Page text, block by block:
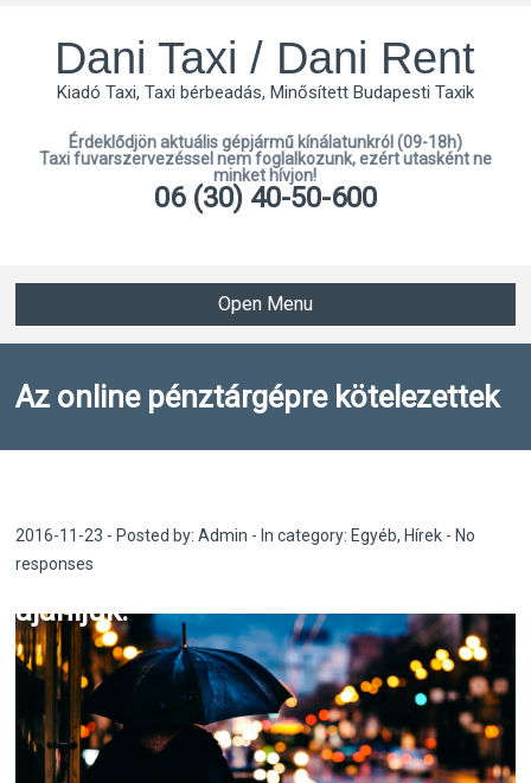
Dani Taxi / Dani Rent
Kiadó Taxi, Taxi bérbeadás, Minősített Budapesti Taxik
Érdeklődjön aktuális gépjármű kínálatunkról (09-18h)
Taxi fuvarszervezéssel nem foglalkozunk, ezért utasként ne
minket hívjon!
06 (30) 40-50-600
Open Menu
Az online pénztárgépre kötelezettek
ajánljuk!
2016-11-23 - Posted by:Admin - In category: Egyéb, Hírek - No
responses